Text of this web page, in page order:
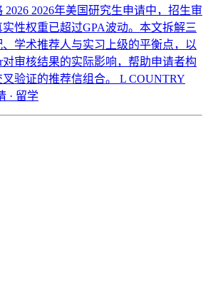
2026 2026年美国研究生申请中，招生审
性权重已超过GPA波动。本文拆解三
学术推荐人与实习上级的平衡点，以
对审核结果的实际影响，帮助申请者构
验证的推荐信组合。 L COUNTRY
· 留学